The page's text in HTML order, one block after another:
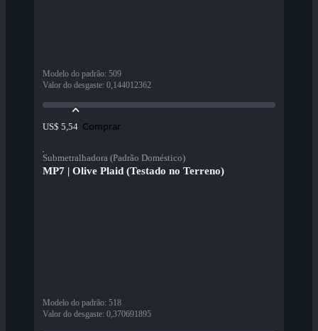
Modelo do padrão: 509
Valor do desgaste: 0,144012362
US$ 5,54 Comprar
Submetralhadora (Padrão Doméstico)
MP7 | Olive Plaid (Testado no Terreno)
Modelo do padrão: 518
Valor do desgaste: 0,370691895